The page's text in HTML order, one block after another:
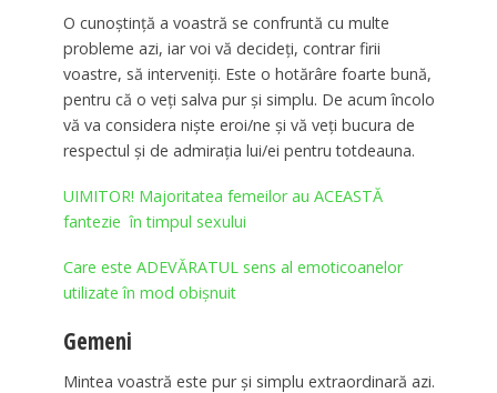
O cunoștință a voastră se confruntă cu multe
probleme azi, iar voi vă decideţi, contrar firii
voastre, să interveniţi. Este o hotărâre foarte bună,
pentru că o veţi salva pur și simplu. De acum încolo
vă va considera nişte eroi/ne și vă veţi bucura de
respectul și de admirația lui/ei pentru totdeauna.
UIMITOR! Majoritatea femeilor au ACEASTĂ
fantezie în timpul sexului
Care este ADEVĂRATUL sens al emoticoanelor
utilizate în mod obișnuit
Gemeni
Mintea voastră este pur și simplu extraordinară azi.